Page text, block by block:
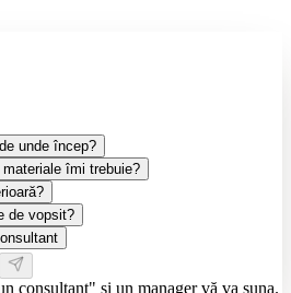
unde încep?
îmi trebuie?
de vopsit?
consultant" și un manager vă va suna.